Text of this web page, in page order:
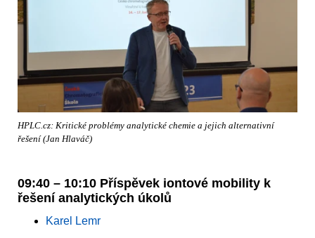
HPLC.cz: Kritické problémy analytické chemie a jejich alternativní
řešení (Jan Hlaváč)
09:40 – 10:10 Příspěvek iontové mobility k
řešení analytických úkolů
Karel Lemr